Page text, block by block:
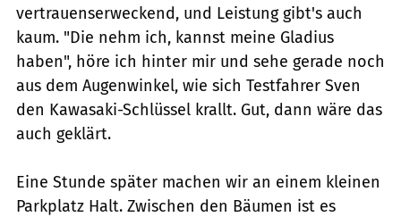
vertrauenserweckend, und Leistung gibt's auch
kaum. "Die nehm ich, kannst meine Gladius
haben", höre ich hinter mir und sehe gerade noch
aus dem Augenwinkel, wie sich Testfahrer Sven
den Kawasaki-Schlüssel krallt. Gut, dann wäre das
auch geklärt.
Eine Stunde später machen wir an einem kleinen
Parkplatz Halt. Zwischen den Bäumen ist es